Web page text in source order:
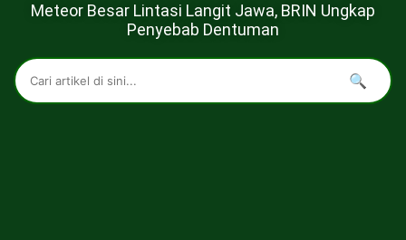
Meteor Besar Lintasi Langit Jawa, BRIN Ungkap
Penyebab Dentuman
🔍